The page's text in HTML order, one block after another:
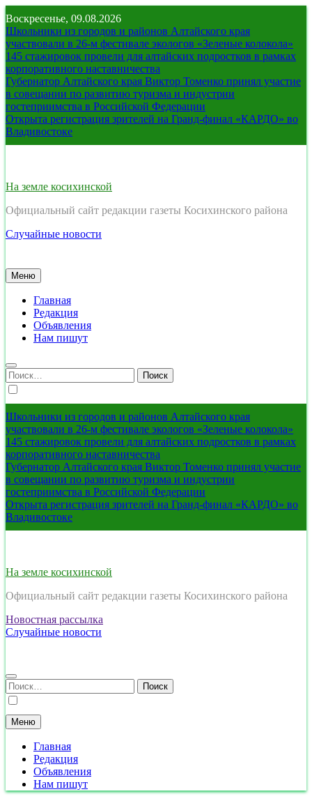
Перейти
к
содержимому
Воскресенье, 09.08.2026
Школьники из городов и районов Алтайского края
участвовали в 26-м фестивале экологов «Зеленые колокола»
145 стажировок провели для алтайских подростков в рамках
корпоративного наставничества
Губернатор Алтайского края Виктор Томенко принял участие
в совещании по развитию туризма и индустрии
гостеприимства в Российской Федерации
Открыта регистрация зрителей на Гранд-финал «КАРДО» во
Владивостоке
На земле косихинской
Официальный сайт редакции газеты Косихинского района
Случайные новости
Меню
Главная
Редакция
Объявления
Нам пишут
Найти:
Школьники из городов и районов Алтайского края
участвовали в 26-м фестивале экологов «Зеленые колокола»
145 стажировок провели для алтайских подростков в рамках
корпоративного наставничества
Губернатор Алтайского края Виктор Томенко принял участие
в совещании по развитию туризма и индустрии
гостеприимства в Российской Федерации
Открыта регистрация зрителей на Гранд-финал «КАРДО» во
Владивостоке
На земле косихинской
Официальный сайт редакции газеты Косихинского района
Новостная рассылка
Случайные новости
Найти:
Меню
Главная
Редакция
Объявления
Нам пишут